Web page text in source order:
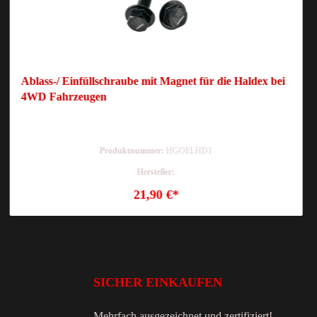
Ablass-/ Einfüllschraube mit Magnet für die Haldex bei
4WD Fahrzeugen
Produktnummer: HGOELHD1
Hersteller:
21,90 €*
SICHER EINKAUFEN